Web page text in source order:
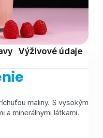
Výživové údaje
maliny. S vysokým
a minerálnymi látkami.